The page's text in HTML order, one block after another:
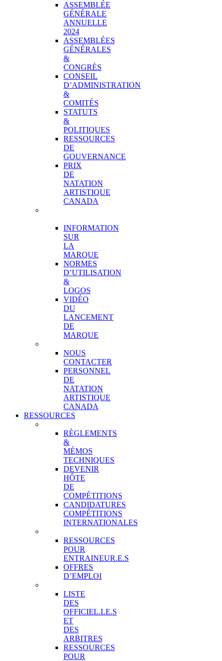
ASSEMBLÉE
GÉNÉRALE
ANNUELLE
2024
ASSEMBLÉES
GÉNÉRALES
&
CONGRÈS
CONSEIL
D’ADMINISTRATION
&
COMITÉS
STATUTS
&
POLITIQUES
RESSOURCES
DE
GOUVERNANCE
PRIX
DE
NATATION
ARTISTIQUE
CANADA
INFORMATION
SUR
LA
MARQUE
NORMES
D’UTILISATION
&
LOGOS
VIDÉO
DU
LANCEMENT
DE
MARQUE
NOUS
CONTACTER
PERSONNEL
DE
NATATION
ARTISTIQUE
CANADA
RESSOURCES
RÈGLEMENTS
&
MÉMOS
TECHNIQUES
DEVENIR
HÔTE
DE
COMPÉTITIONS
CANDIDATURES
COMPÉTITIONS
INTERNATIONALES
RESSOURCES
POUR
ENTRAINEUR.E.S
OFFRES
D’EMPLOI
LISTE
DES
OFFICIEL.LE.S
ET
DES
ARBITRES
RESSOURCES
POUR